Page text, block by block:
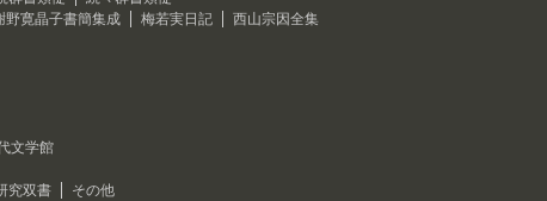
野寛晶子書簡集成 梅若実日記
西山宗因全集
文学館
究双書
その他